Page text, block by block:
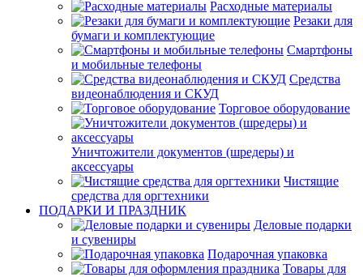
Расходные материалы
Резаки для
бумаги и комплектующие
Смартфоны
и мобильные телефоны
Средства
видеонаблюдения и СКУД
Торговое оборудование
Уничтожители документов (шредеры) и
аксессуары
Чистящие
средства для оргтехники
ПОДАРКИ И ПРАЗДНИК
Деловые подарки
и сувениры
Подарочная упаковка
Товары для